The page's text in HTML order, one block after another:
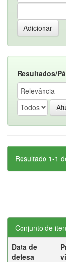
Resultados/
Resultado 1-1
Conjunto de
Data de
defesa